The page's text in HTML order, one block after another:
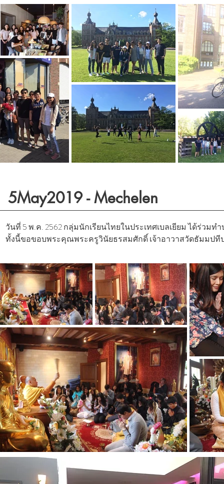
5May2019 - Mechelen
วันที่ 5 พ.ค. 2562 กลุ่มนักเรียนไทยในประเทศเบลเยียม ได้ร่วมท
ทั้งนี้ขอขอบพระคุณพระครูวินัยธรสมศักดิ์ เจ้าอาวาสวัดธัมมป